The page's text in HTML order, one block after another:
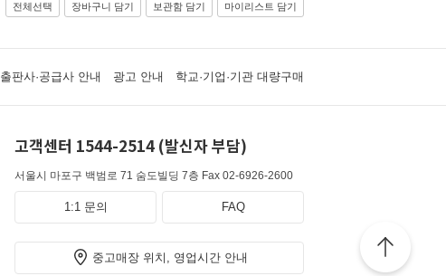
전체선택 장바구니 담기 보관함 담기 마이리스트 담기
출판사·공급사 안내 광고 안내 학교·기업·기관 대량구매
고객센터 1544-2514 (발신자 부담)
서울시 마포구 백범로 71 숨도빌딩 7층 Fax 02-6926-2600
1:1 문의 FAQ
중고매장 위치, 영업시간 안내